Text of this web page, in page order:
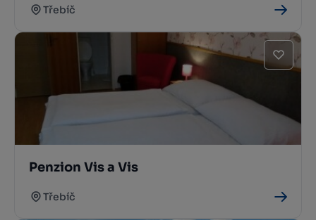
Třebíč
Penzion Vis a Vis
Třebíč